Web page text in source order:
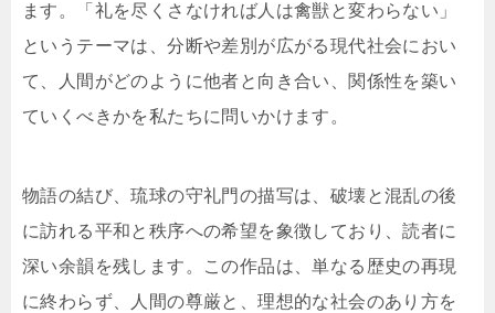
ます。「礼を尽くさなければ人は禽獣と変わらない」
というテーマは、分断や差別が広がる現代社会におい
て、人間がどのように他者と向き合い、関係性を築い
ていくべきかを私たちに問いかけます。
物語の結び、琉球の守礼門の描写は、破壊と混乱の後
に訪れる平和と秩序への希望を象徴しており、読者に
深い余韻を残します。この作品は、単なる歴史の再現
に終わらず、人間の尊厳と、理想的な社会のあり方を